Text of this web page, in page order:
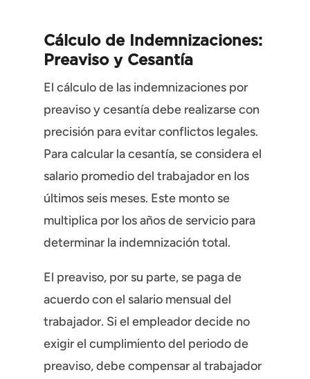
Cálculo de Indemnizaciones:
Preaviso y Cesantía
El cálculo de las indemnizaciones por
preaviso y cesantía debe realizarse con
precisión para evitar conflictos legales.
Para calcular la cesantía, se considera el
salario promedio del trabajador en los
últimos seis meses. Este monto se
multiplica por los años de servicio para
determinar la indemnización total.
El preaviso, por su parte, se paga de
acuerdo con el salario mensual del
trabajador. Si el empleador decide no
exigir el cumplimiento del periodo de
preaviso, debe compensar al trabajador